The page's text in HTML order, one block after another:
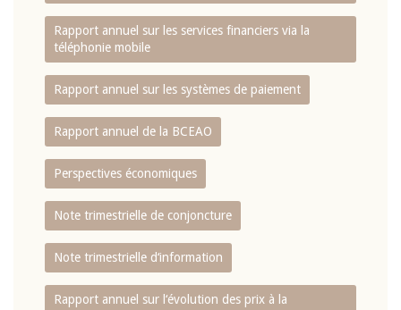
Rapport annuel sur les services financiers via la
téléphonie mobile
Rapport annuel sur les systèmes de paiement
Rapport annuel de la BCEAO
Perspectives économiques
Note trimestrielle de conjoncture
Note trimestrielle d‘information
Rapport annuel sur l‘évolution des prix à la